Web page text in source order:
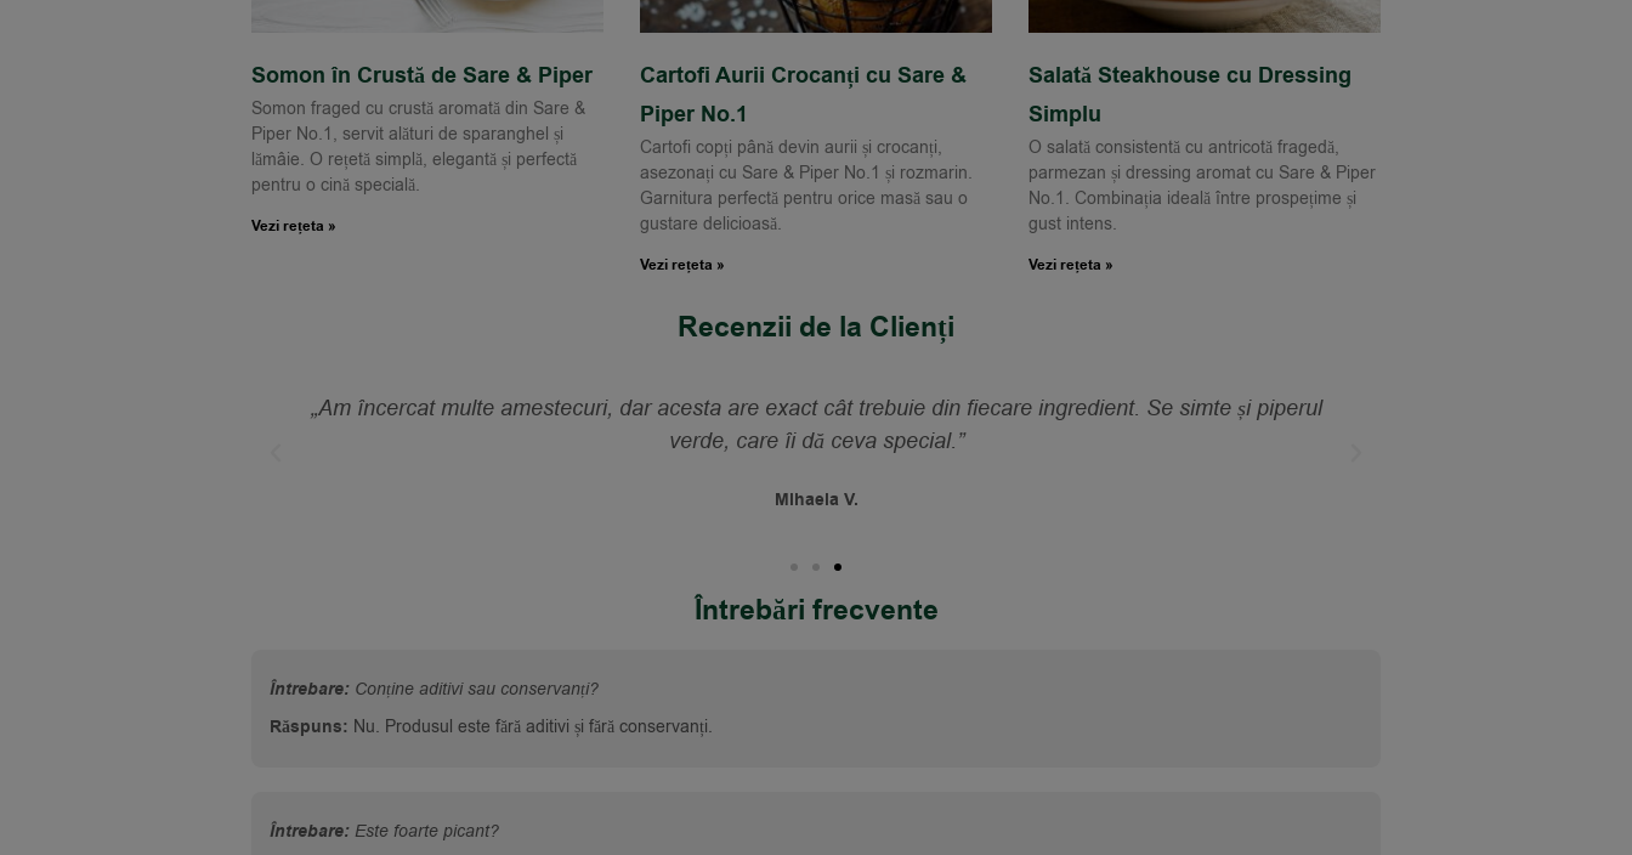
Somon în Crustă de Sare & Piper
Somon fraged cu crustă aromată din Sare &
Piper No.1, servit alături de sparanghel și
lămâie. O rețetă simplă, elegantă și perfectă
pentru o cină specială.
Vezi rețeta »
Cartofi Aurii Crocanți cu Sare &
Piper No.1
Cartofi copți până devin aurii și crocanți,
asezonați cu Sare & Piper No.1 și rozmarin.
Garnitura perfectă pentru orice masă sau o
gustare delicioasă.
Vezi rețeta »
Salată Steakhouse cu Dressing
Simplu
O salată consistentă cu antricotă fragedă,
parmezan și dressing aromat cu Sare & Piper
No.1. Combinația ideală între prospețime și
gust intens.
Vezi rețeta »
Recenzii de la Clienți
„Am încercat multe amestecuri, dar acesta are exact cât trebuie din fiecare ingredient. Se simte și piperul
verde, care îi dă ceva special.”
Mihaela V.
Întrebări frecvente
Întrebare: Conține aditivi sau conservanți?
Răspuns: Nu. Produsul este fără aditivi și fără conservanți.
Întrebare: Este foarte picant?